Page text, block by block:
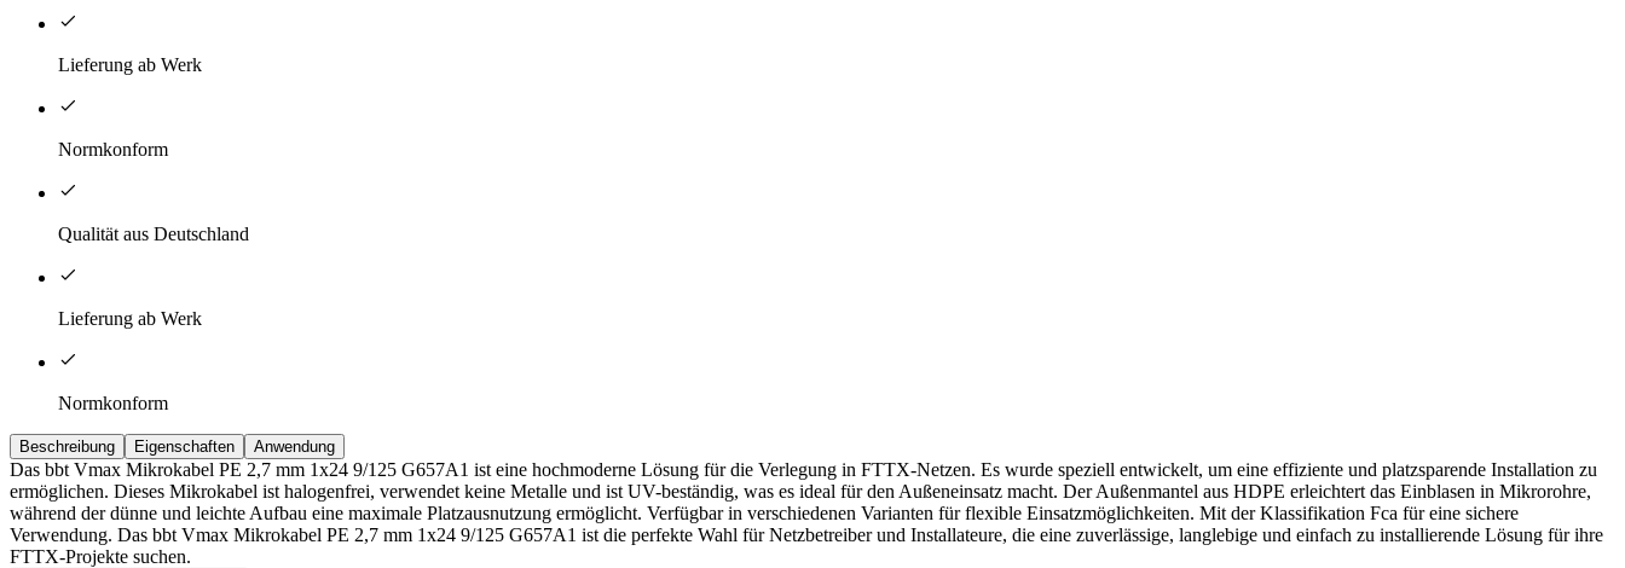
Lieferung ab Werk
Normkonform
Qualität aus Deutschland
Lieferung ab Werk
Normkonform
Beschreibung Eigenschaften Anwendung
Das bbt Vmax Mikrokabel PE 2,7 mm 1x24 9/125 G657A1 ist eine hochmoderne Lösung für die Verlegung in FTTX-Netzen. Es wurde speziell entwickelt, um eine effiziente und platzsparende Installation zu
ermöglichen. Dieses Mikrokabel ist halogenfrei, verwendet keine Metalle und ist UV-beständig, was es ideal für den Außeneinsatz macht. Der Außenmantel aus HDPE erleichtert das Einblasen in Mikrorohre,
während der dünne und leichte Aufbau eine maximale Platzausnutzung ermöglicht. Verfügbar in verschiedenen Varianten für flexible Einsatzmöglichkeiten. Mit der Klassifikation Fca für eine sichere
Verwendung. Das bbt Vmax Mikrokabel PE 2,7 mm 1x24 9/125 G657A1 ist die perfekte Wahl für Netzbetreiber und Installateure, die eine zuverlässige, langlebige und einfach zu installierende Lösung für ihre
FTTX-Projekte suchen.